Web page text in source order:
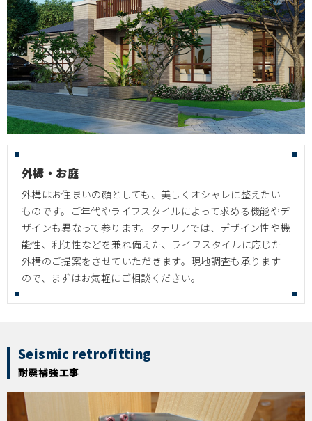
外構・お庭
外構はお住まいの顔としても、美しくオシャレに整えたい
ものです。ご年代やライフスタイルによって求める機能やデ
ザインも異なって参ります。タテリアでは、デザイン性や機
能性、利便性などを兼ね備えた、ライフスタイルに応じた
外構のご提案をさせていただきます。現地調査も承ります
ので、まずはお気軽にご相談ください。
Seismic retrofitting
耐震補強工事